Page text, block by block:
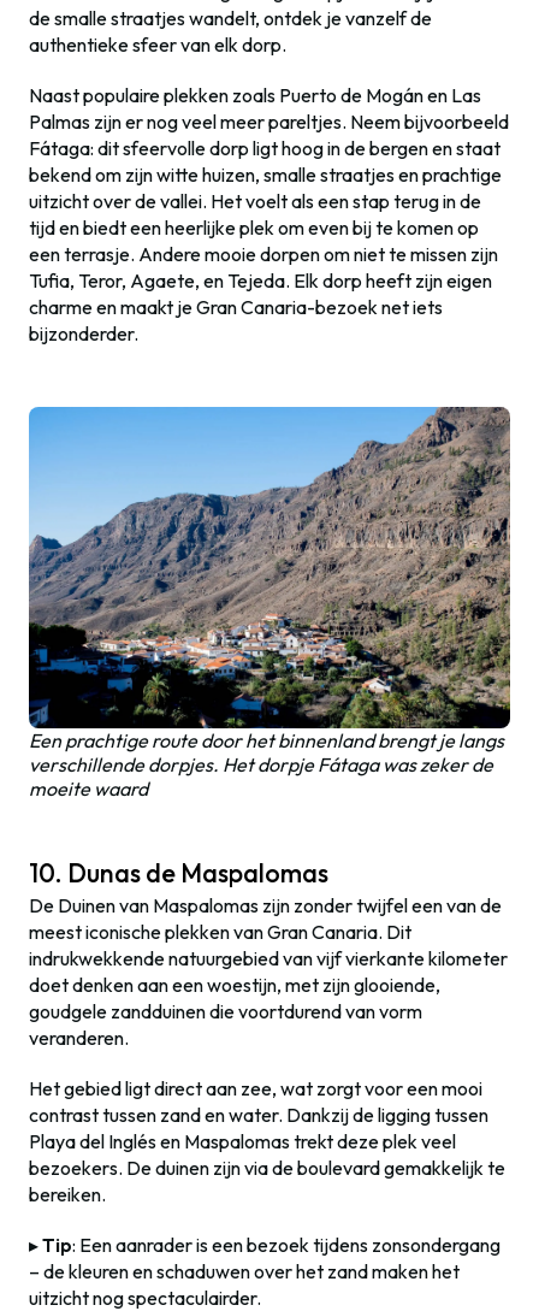
de smalle straatjes wandelt, ontdek je vanzelf de
authentieke sfeer van elk dorp.
Naast populaire plekken zoals Puerto de Mogán en Las
Palmas zijn er nog veel meer pareltjes. Neem bijvoorbeeld
Fátaga: dit sfeervolle dorp ligt hoog in de bergen en staat
bekend om zijn witte huizen, smalle straatjes en prachtige
uitzicht over de vallei. Het voelt als een stap terug in de
tijd en biedt een heerlijke plek om even bij te komen op
een terrasje. Andere mooie dorpen om niet te missen zijn
Tufia, Teror, Agaete, en Tejeda. Elk dorp heeft zijn eigen
charme en maakt je Gran Canaria-bezoek net iets
bijzonderder.
Een prachtige route door het binnenland brengt je langs
verschillende dorpjes. Het dorpje Fátaga was zeker de
moeite waard
10. Dunas de Maspalomas
De Duinen van Maspalomas zijn zonder twijfel een van de
meest iconische plekken van Gran Canaria. Dit
indrukwekkende natuurgebied van vijf vierkante kilometer
doet denken aan een woestijn, met zijn glooiende,
goudgele zandduinen die voortdurend van vorm
veranderen.
Het gebied ligt direct aan zee, wat zorgt voor een mooi
contrast tussen zand en water. Dankzij de ligging tussen
Playa del Inglés en Maspalomas trekt deze plek veel
bezoekers. De duinen zijn via de boulevard gemakkelijk te
bereiken.
▸Tip: Een aanrader is een bezoek tijdens zonsondergang
– de kleuren en schaduwen over het zand maken het
uitzicht nog spectaculairder.